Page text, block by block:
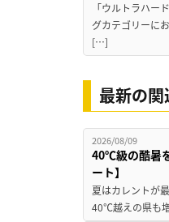
「ウルトラハー
グカテゴリーに
[…]
最新の
2026/08/09
40℃級の酷暑
ート】
夏はカレントが
40℃越えの県も